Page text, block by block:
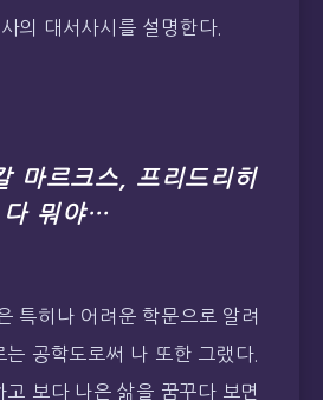
의 대서사시를 설명한다.
마르크스, 프리드리히
뭐야…
특히나 어려운 학문으로 알려
공학도로써 나 또한 그랬다.
보다 나은 삶을 꿈꾸다 보면